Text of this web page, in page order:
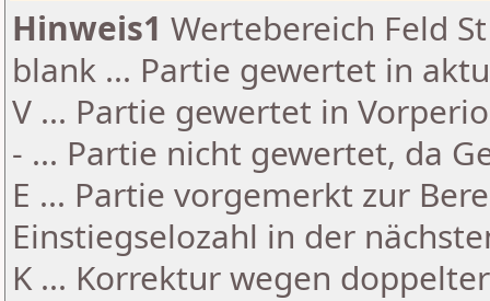
Hinweis1 Wertebereich Feld
blank ... Partie gewertet in
V ... Partie gewertet in
- ... Partie nicht gewertet, da
E ... Partie vorgemerkt zur
Einstiegselozahl in der
K ... Korrektur wegen